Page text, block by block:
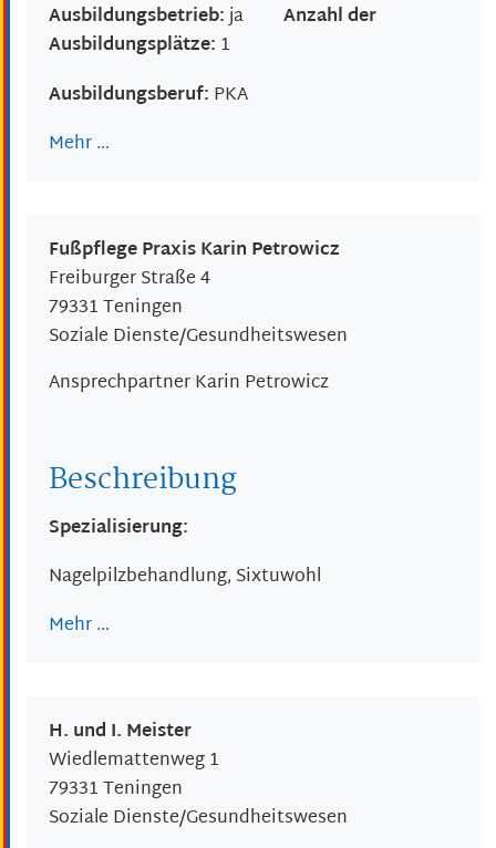
Ausbildungsbetrieb:ja Anzahl der
Ausbildungsplätze: 1
Ausbildungsberuf: PKA
Mehr …
Fußpflege Praxis Karin Petrowicz
Freiburger Straße 4
79331Teningen
Soziale Dienste/Gesundheitswesen
AnsprechpartnerKarin Petrowicz
Beschreibung
Spezialisierung:
Nagelpilzbehandlung, Sixtuwohl
Mehr …
H. und I. Meister
Wiedlemattenweg 1
79331Teningen
Soziale Dienste/Gesundheitswesen